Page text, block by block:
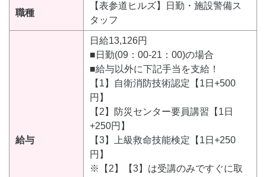
職種
【表参道ヒルズ】日勤・施設警備ス
タッフ
給与
日給13,126円
■日勤(09：00-21：00)の場合
■給与以外に下記手当を支給！
【1】自衛消防技術認定【1日+500
円】
【2】防災センター要員講習【1日
+250円】
【3】上級救命技能検定【1日+250
円】
※【2】【3】は受講のみですぐに取